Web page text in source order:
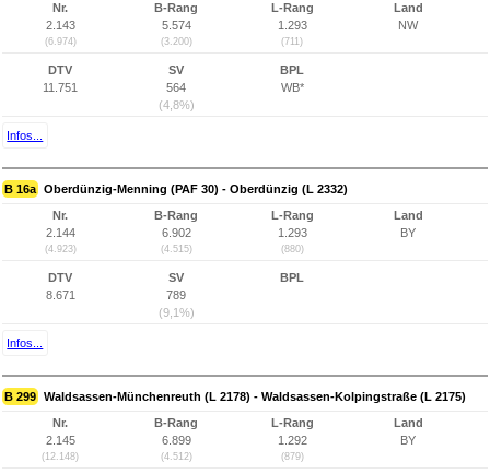
Nr.
2.143
(6.974)
B-Rang
5.574
(3.200)
L-Rang
1.293
(711)
Land
NW
DTV
11.751
SV
564
(4,8%)
BPL
WB*
Infos...
B 16a Oberdünzig-Menning (PAF 30) - Oberdünzig (L 2332)
Nr.
2.144
(4.923)
B-Rang
6.902
(4.515)
L-Rang
1.293
(880)
Land
BY
DTV
8.671
SV
789
(9,1%)
BPL
Infos...
B 299 Waldsassen-Münchenreuth (L 2178) - Waldsassen-Kolpingstraße (L 2175)
Nr.
2.145
(12.148)
B-Rang
6.899
(4.512)
L-Rang
1.292
(879)
Land
BY